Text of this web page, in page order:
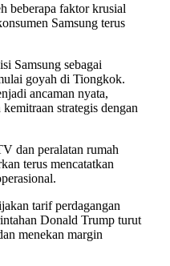
beberapa faktor krusial
Samsung terus
Samsung sebagai
goyah di Tiongkok.
ancaman nyata,
strategis dengan
dan peralatan rumah
terus mencatatkan
tarif perdagangan
Donald Trump turut
menekan margin